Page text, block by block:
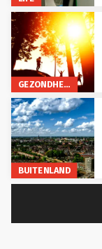
GEZONDHEID
BUITENLAND